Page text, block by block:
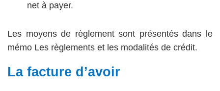
net à payer.
Les moyens de règlement sont présentés dans le
mémo Les règlements et les modalités de crédit.
La facture d’avoir